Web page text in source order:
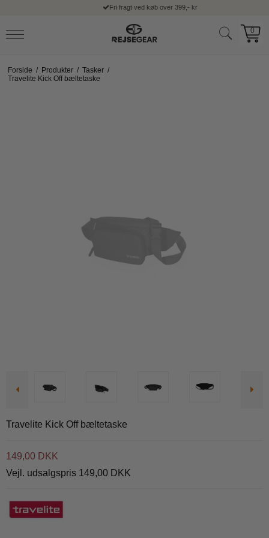
Fri fragt ved køb over 399,- kr
0
Forside / Produkter / Tasker /
Travelite Kick Off bæltetaske
Travelite Kick Off bæltetaske
149,00 DKK
Vejl. udsalgspris 149,00 DKK